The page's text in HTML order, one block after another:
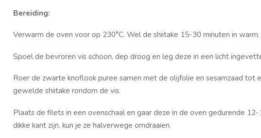
Bereiding:
Verwarm de oven voor op 230°C. Wel de shiitake 15-30 minuten in warm.
Spoel de bevroren vis schoon, dep droog en leg deze in een licht
Roer de zwarte knoflook puree samen met de olijfolie en sesamzaad tot
gewelde shiitake rondom de vis.
Plaats de filets in een ovenschaal en gaar deze in de oven gedurende
dikke kant zijn, kun je ze halverwege omdraaien.